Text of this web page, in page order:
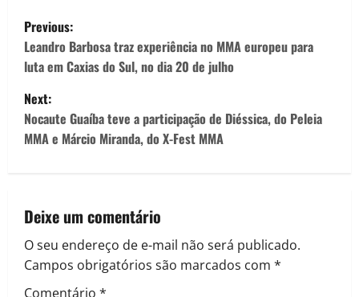
Previous:
Leandro Barbosa traz experiência no MMA europeu para
luta em Caxias do Sul, no dia 20 de julho
Next:
Nocaute Guaíba teve a participação de Diéssica, do Peleia
MMA e Márcio Miranda, do X-Fest MMA
Deixe um comentário
O seu endereço de e-mail não será publicado.
Campos obrigatórios são marcados com *
Comentário *